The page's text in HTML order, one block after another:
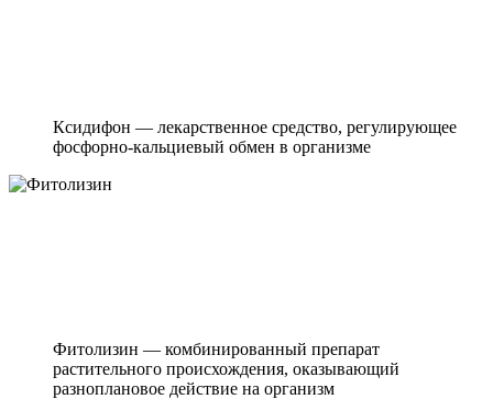
Ксидифон — лекарственное средство, регулирующее
фосфорно-кальциевый обмен в организме
Фитолизин — комбинированный препарат
растительного происхождения, оказывающий
разноплановое действие на организм